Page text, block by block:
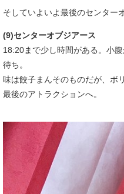
そしていよいよ最後のセンター
(9)センターオブジアース
18:20まで少し時間がある。小
待ち。
味は餃子まんそのものだが、ボ
最後のアトラクションへ。